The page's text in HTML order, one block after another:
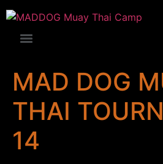
MAD DOG
THAI
14